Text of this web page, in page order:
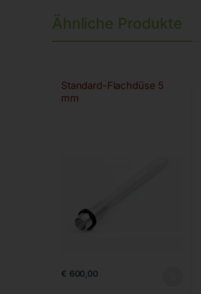
Ähnliche Produkte
Standard-Flachdüse 5
mm
€ 600,00